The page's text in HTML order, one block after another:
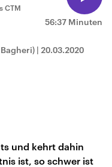
56:37 Minuten
CTM
| 20.03.2020
und kehrt dahin
ist, so schwer ist